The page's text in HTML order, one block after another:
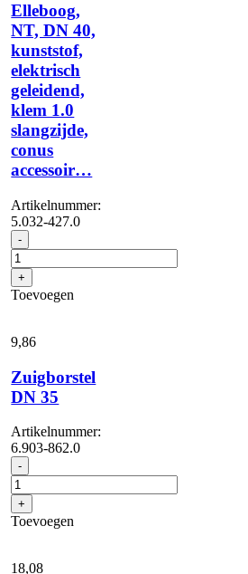
Elleboog,
NT, DN 40,
kunststof,
elektrisch
geleidend,
klem 1.0
slangzijde,
conus
accessoir…
Artikelnummer:
5.032-427.0
- Elleboog,
NT,
DN
40,
kunststof,
geleidend,
klem
1.0
slangzijde,
conus
aantal
+
Toevoegen
9,86
Zuigborstel
DN 35
Artikelnummer:
6.903-862.0
- Zuigborstel
DN
35
aantal
+
Toevoegen
18,08